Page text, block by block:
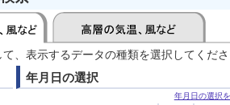
、表示するデータの種類を選択してくだ
年月日の選択
年月日の選択